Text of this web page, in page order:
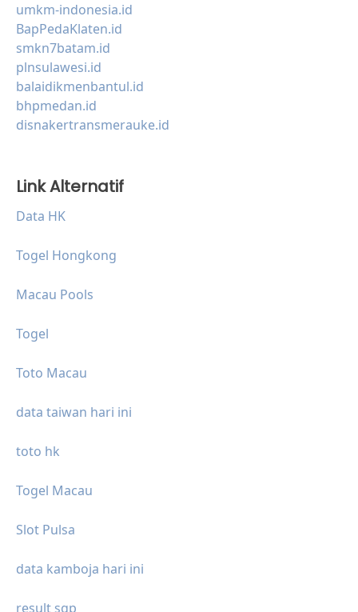
umkm-indonesia.id
BapPedaKlaten.id
smkn7batam.id
plnsulawesi.id
balaidikmenbantul.id
bhpmedan.id
disnakertransmerauke.id
Link Alternatif
Data HK
Togel Hongkong
Macau Pools
Togel
Toto Macau
data taiwan hari ini
toto hk
Togel Macau
Slot Pulsa
data kamboja hari ini
result sgp